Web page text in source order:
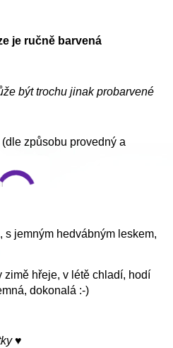
je ručně barvená
být trochu jinak probarvené
způsobu provedný a
s jemným hedvábným leskem,
zimě hřeje, v létě chladí, hodí
dokonalá :-)
♥